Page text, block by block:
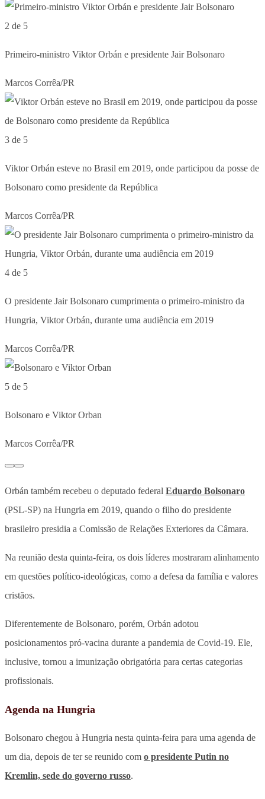
2 de 5
Primeiro-ministro Viktor Orbán e presidente Jair Bolsonaro
Marcos Corrêa/PR
3 de 5
Viktor Orbán esteve no Brasil em 2019, onde participou da posse de
Bolsonaro como presidente da República
Marcos Corrêa/PR
4 de 5
O presidente Jair Bolsonaro cumprimenta o primeiro-ministro da
Hungria, Viktor Orbán, durante uma audiência em 2019
Marcos Corrêa/PR
5 de 5
Bolsonaro e Viktor Orban
Marcos Corrêa/PR
Orbán também recebeu o deputado federal Eduardo Bolsonaro
(PSL-SP) na Hungria em 2019, quando o filho do presidente
brasileiro presidia a Comissão de Relações Exteriores da Câmara.
Na reunião desta quinta-feira, os dois líderes mostraram alinhamento
em questões político-ideológicas, como a defesa da família e valores
cristãos.
Diferentemente de Bolsonaro, porém, Orbán adotou
posicionamentos pró-vacina durante a pandemia de Covid-19. Ele,
inclusive, tornou a imunização obrigatória para certas categorias
profissionais.
Agenda na Hungria
Bolsonaro chegou à Hungria nesta quinta-feira para uma agenda de
um dia, depois de ter se reunido com o presidente Putin no
Kremlin, sede do governo russo.